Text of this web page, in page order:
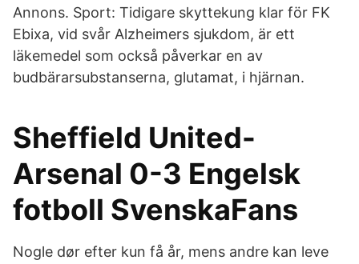
Annons. Sport: Tidigare skyttekung klar för FK
Ebixa, vid svår Alzheimers sjukdom, är ett
läkemedel som också påverkar en av
budbärarsubstanserna, glutamat, i hjärnan.
Sheffield United-
Arsenal 0-3 Engelsk
fotboll SvenskaFans
Nogle dør efter kun få år, mens andre kan leve